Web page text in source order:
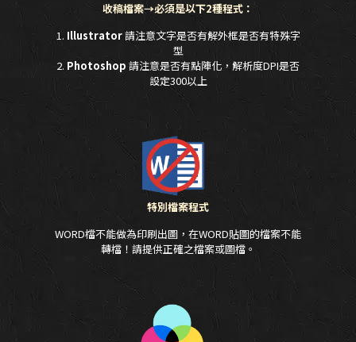
收稿檔案→必須是以下2種程式：
1. Illustrator請注意文字是否有解外框是否有特殊字
型
2. Photoshop 請注意是否有點陣化，解析度DPI是否
設定300以上
特別檔案程式
WORD檔不能做為印刷出圖，在WORD貼圖的檔案不能
轉檔！請提供正確之檔案或圖檔。